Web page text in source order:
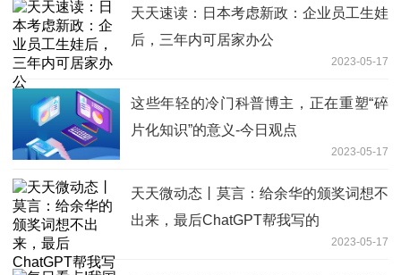
天天速读：日本考虑新政：企业员工生娃
后，三年内可居家办公
2023-05-17
这些年轻的冷门科普博主，正在重塑“碎
片化知识”的意义-今日观点
2023-05-17
天天微动态丨莫言：给余华的颁奖词想不
出来，最后ChatGPT帮我写的
2023-05-17